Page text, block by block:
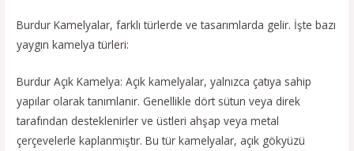
Burdur Kamelyalar, farklı türlerde ve tasarımlarda gelir. İşte bazı
yaygın kamelya türleri:
Burdur Açık Kamelya: Açık kamelyalar, yalnızca çatıya sahip
yapılar olarak tanımlanır. Genellikle dört sütun veya direk
tarafından desteklenirler ve üstleri ahşap veya metal
çerçevelerle kaplanmıştır. Bu tür kamelyalar, açık gökyüzü